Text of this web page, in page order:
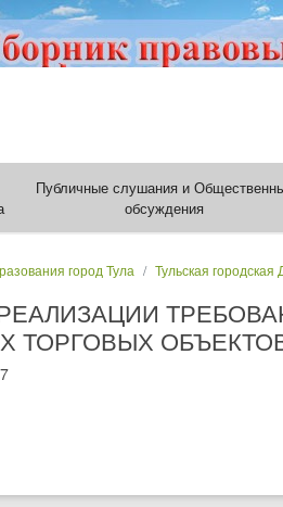
Публичные слушания и
обсуждения
город Тула Тульская городская
ТОРГОВЫХ